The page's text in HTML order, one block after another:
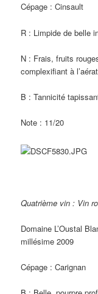
Cépage : Cinsault
R : Limpide de belle
N : Frais, fruits
complexifiant à
B : Tannicité
Note : 11/20
Quatrième vin : Vin
Domaine L’Oustal
millésime 2009
Cépage : Carignan